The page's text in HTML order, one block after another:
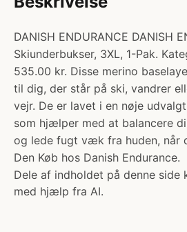
DANISH ENDURANCE DANISH
Skiunderbukser, 3XL, 1-Pak.
535.00 kr. Disse merino
til dig, der står på ski, vandrer
vejr. De er lavet i en nøje
som hjælper med at balancere
og lede fugt væk fra huden, når
Den Køb hos Danish Endurance.
Dele af indholdet på denne side
med hjælp fra AI.